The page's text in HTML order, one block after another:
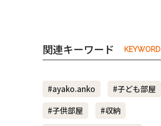
関連キーワード KEYWORD
#ayako.anko
#子ども部屋
#子供部屋
#収納